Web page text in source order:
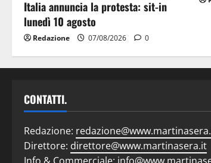
Italia annuncia la protesta: sit-in
lunedì 10 agosto
Redazione 07/08/2026 0
CONTATTI.
Redazione:
Direttore: direttore@www.martinasera.it